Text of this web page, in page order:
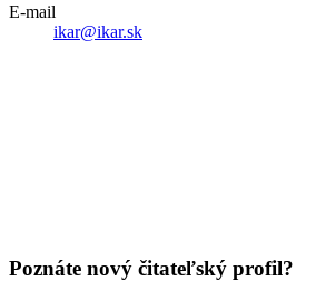
E-mail
ikar@ikar.sk
Poznáte nový čitateľský profil?